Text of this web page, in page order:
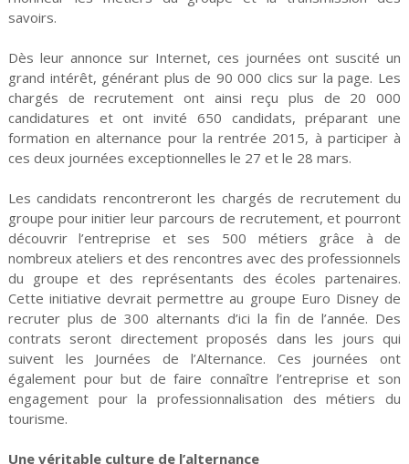
savoirs.
Dès leur annonce sur Internet, ces journées ont suscité un
grand intérêt, générant plus de 90 000 clics sur la page. Les
chargés de recrutement ont ainsi reçu plus de 20 000
candidatures et ont invité 650 candidats, préparant une
formation en alternance pour la rentrée 2015, à participer à
ces deux journées exceptionnelles le 27 et le 28 mars.
Les candidats rencontreront les chargés de recrutement du
groupe pour initier leur parcours de recrutement, et pourront
découvrir l’entreprise et ses 500 métiers grâce à de
nombreux ateliers et des rencontres avec des professionnels
du groupe et des représentants des écoles partenaires.
Cette initiative devrait permettre au groupe Euro Disney de
recruter plus de 300 alternants d’ici la fin de l’année. Des
contrats seront directement proposés dans les jours qui
suivent les Journées de l’Alternance. Ces journées ont
également pour but de faire connaître l’entreprise et son
engagement pour la professionnalisation des métiers du
tourisme.
Une véritable culture de l’alternance